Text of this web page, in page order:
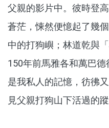
父親的影片中。彼時登
蒼茫，悚然便憶起了幾
中的打狗嶼；林道乾與
150年前馬雅各和萬巴
是我私人的記憶，彷彿
見父親打狗山下活過的蹤